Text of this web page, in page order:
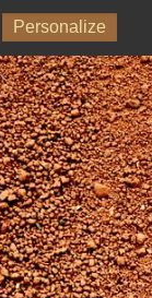
Personalize